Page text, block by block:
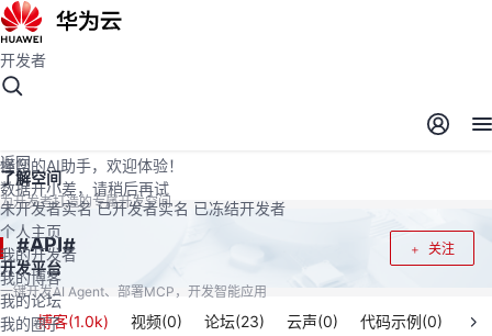
开发者空间
开发者空间
了解空间
为开发者打造的专属开发空间
开发平台
一键开发AI Agent、部署MCP，开发智能应用
开发者
返回
未开发者实名 已开发者实名 已冻结开发者
个人主页
我的开发者
我的博客
我的论坛
我的圈子
懂您的AI助手，欢迎体验！
数据开小差，请稍后再试
关注
#API#
博客(1.0k) 视频(0) 论坛(23) 云声(0) 代码示例(0)